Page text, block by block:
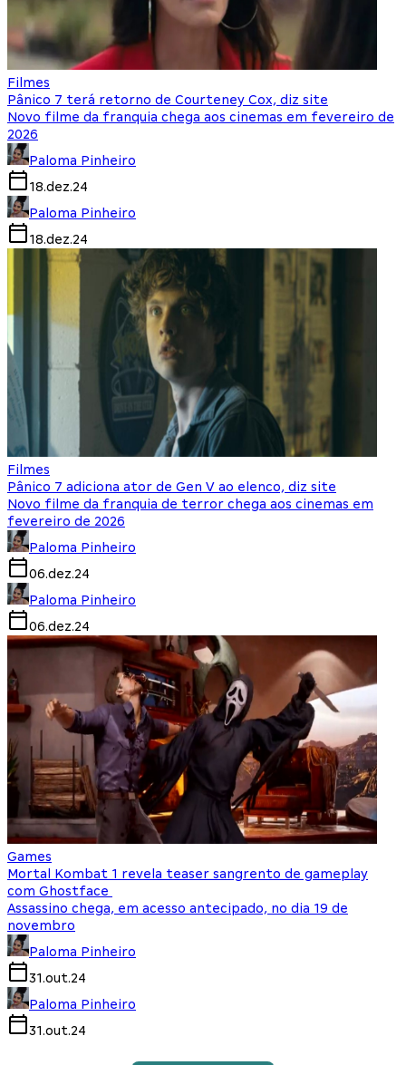
Filmes
Pânico 7 terá retorno de Courteney Cox, diz site
Novo filme da franquia chega aos cinemas em fevereiro de
2026
Paloma Pinheiro
18.dez.24
Paloma Pinheiro
18.dez.24
Filmes
Pânico 7 adiciona ator de Gen V ao elenco, diz site
Novo filme da franquia de terror chega aos cinemas em
fevereiro de 2026
Paloma Pinheiro
06.dez.24
Paloma Pinheiro
06.dez.24
Games
Mortal Kombat 1 revela teaser sangrento de gameplay
com Ghostface
Assassino chega, em acesso antecipado, no dia 19 de
novembro
Paloma Pinheiro
31.out.24
Paloma Pinheiro
31.out.24